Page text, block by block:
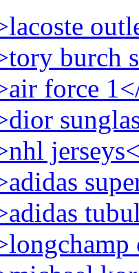
burch
force